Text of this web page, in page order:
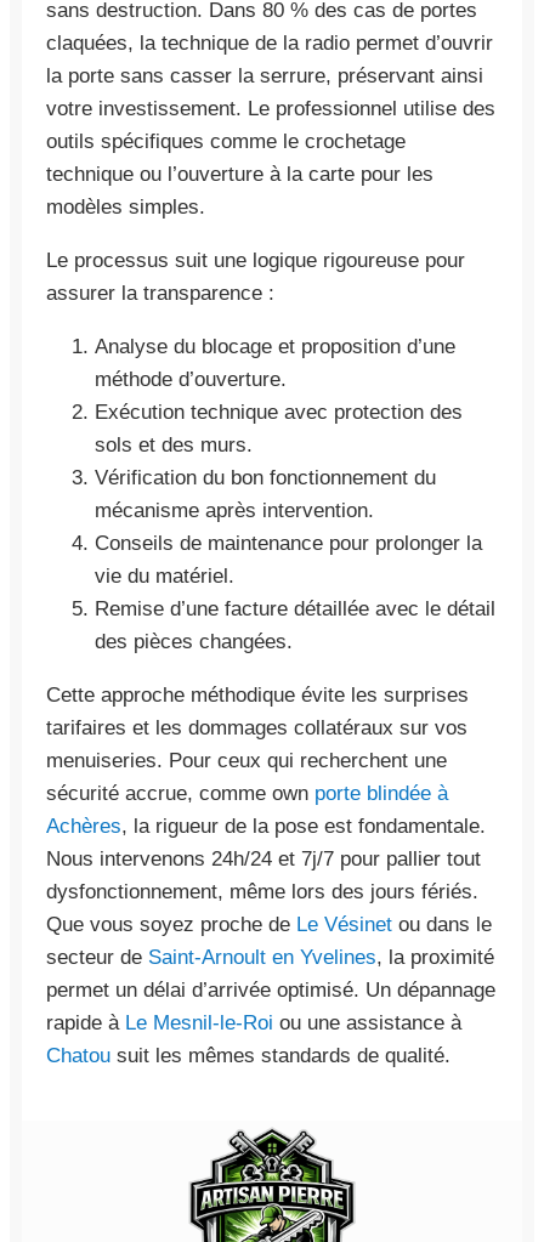
sans destruction. Dans 80 % des cas de portes
claquées, la technique de la radio permet d’ouvrir
la porte sans casser la serrure, préservant ainsi
votre investissement. Le professionnel utilise des
outils spécifiques comme le crochetage
technique ou l’ouverture à la carte pour les
modèles simples.
Le processus suit une logique rigoureuse pour
assurer la transparence :
Analyse du blocage et proposition d’une
méthode d’ouverture.
Exécution technique avec protection des
sols et des murs.
Vérification du bon fonctionnement du
mécanisme après intervention.
Conseils de maintenance pour prolonger la
vie du matériel.
Remise d’une facture détaillée avec le détail
des pièces changées.
Cette approche méthodique évite les surprises
tarifaires et les dommages collatéraux sur vos
menuiseries. Pour ceux qui recherchent une
sécurité accrue, comme own porte blindée à
Achères, la rigueur de la pose est fondamentale.
Nous intervenons 24h/24 et 7j/7 pour pallier tout
dysfonctionnement, même lors des jours fériés.
Que vous soyez proche de Le Vésinet ou dans le
secteur de Saint-Arnoult en Yvelines, la proximité
permet un délai d’arrivée optimisé. Un dépannage
rapide à Le Mesnil-le-Roi ou une assistance à
Chatou suit les mêmes standards de qualité.